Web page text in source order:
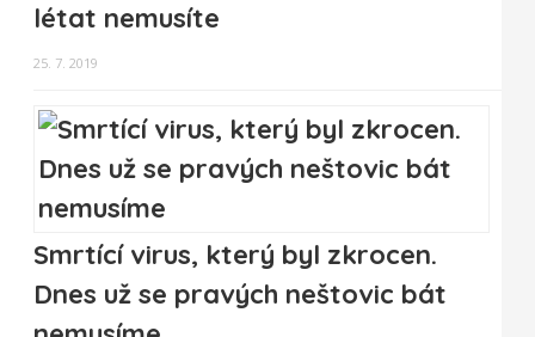
létat nemusíte
25. 7. 2019
Smrtící virus, který byl zkrocen.
Dnes už se pravých neštovic bát